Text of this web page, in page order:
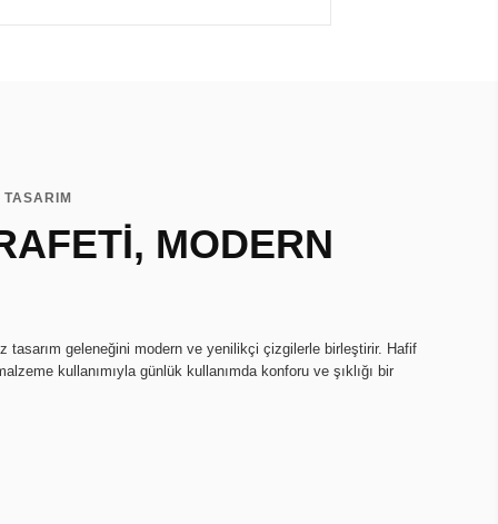
MODERN
tasarım geleneğini modern ve yenilikçi çizgilerle birleştirir. Hafif
kullanımıyla günlük kullanımda konforu ve şıklığı bir